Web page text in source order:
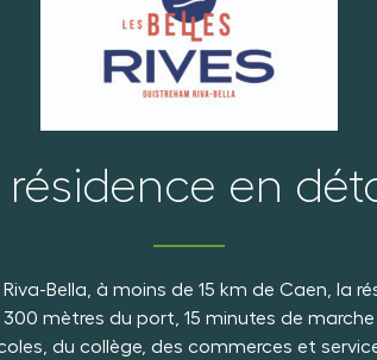
résidence en
Bella, à moins de 15 km de Caen, la
mètres du port, 15 minutes de
du collège, des commerces et